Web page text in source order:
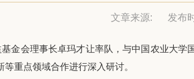
文章来源: 发布
金会理事长卓玛才让率队，与中国农业大
重点领域合作进行深入研讨。